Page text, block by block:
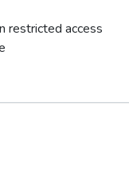
restricted access